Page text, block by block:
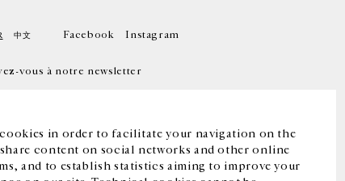
cookies in order to facilitate your navigation on the
content on social networks and other online
and to establish statistics aiming to improve your
中文 Facebook Instagram
vous à notre newsletter